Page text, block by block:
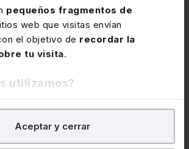
pequeños fragmentos de
web que visitas envían
el objetivo de recordar la
tu visita.
utilizamos?
las cookies confines
tratar demejorar tu experiencia
También con fines publicitarios,
Aceptar y cerrar
& Arbitration Roca Junyent.
Roca Junyent